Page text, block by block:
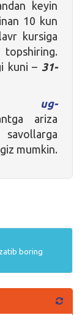
keyin
10 kun
kursiga
kuni – 31-
ug-
ariza
mumkin.
boring